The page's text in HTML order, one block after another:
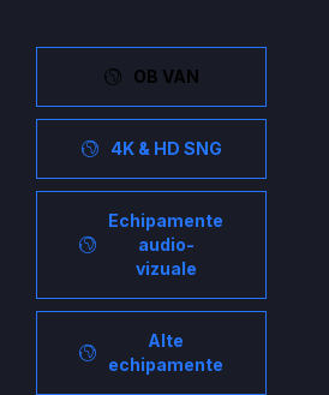
OB VAN
4K & HD SNG
Echipamente
audio-
vizuale
Alte
echipamente